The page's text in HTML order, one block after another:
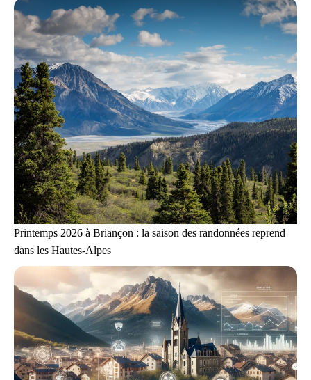
Printemps 2026 à Briançon : la saison des randonnées reprend
dans les Hautes-Alpes